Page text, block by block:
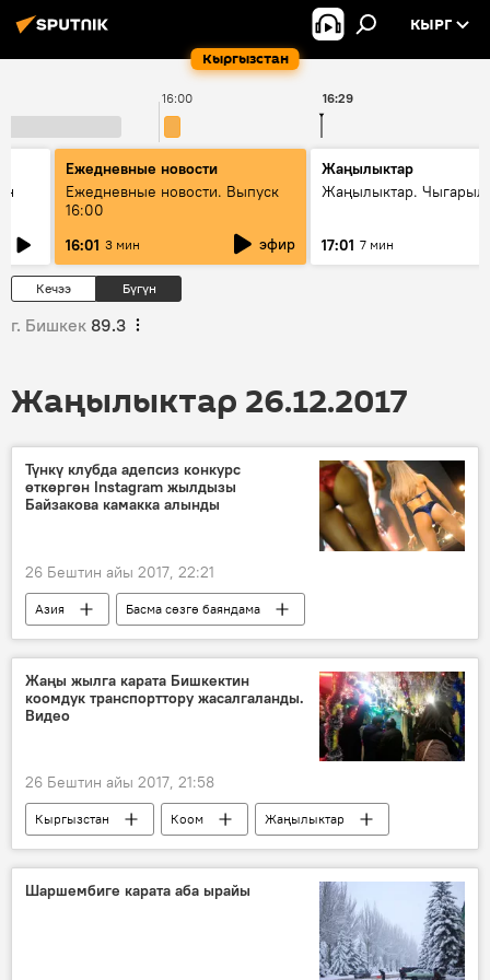
Кыргызстан
КЫРГ
16:00 16:29
Ежедневные новости
Ежедневные новости. Выпуск
16:00
16:01 3 мин эфир
Жаңылыктар
Жаңылыктар.
17:01 7 мин
Кечээ Бүгүн
г. Бишкек 89.3
Жаңылыктар 26.12.2017
Түнкү клубда адепсиз конкурс
өткөргөн Instagram жылдызы
Байзакова камакка алынды
26 Бештин айы 2017, 22:21
Азия
Басма сөзгө баяндама
Дүйнөдө
Жаңылыктар
Алматы
Айжан Байзакова
Жаңы жылга карата Бишкектин
коомдук транспорттору жасалгаланды.
Видео
26 Бештин айы 2017, 21:58
Кыргызстан Коом
Жаңылыктар
Жаңы жыл 2018
майрам
троллейбус
жасалга
Шаршембиге карата аба ырайы